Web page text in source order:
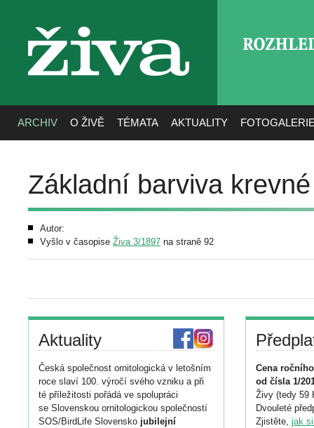
živa
ARCHIV O ŽIVĚ TÉMATA AKTUALITY
Základní barviva
Autor:
Vyšlo v časopise Živa 3/1897 na straně 92
Aktuality
Česká společnost ornitologická v letošním
roce slaví 100. výročí svého vzniku a při
té příležitosti pořádá ve spolupráci
se Slovenskou ornitologickou společností
SOS/BirdLife Slovensko jubilejní
Cena
od čísla 1/
Živy (tedy 59
Dvouleté
Zjistěte, jak